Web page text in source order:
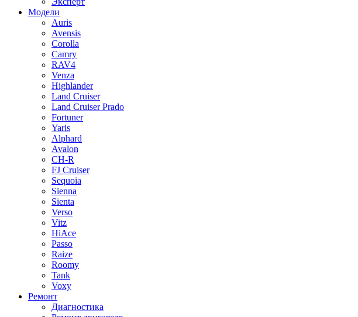
Модели
Auris
Avensis
Corolla
Camry
RAV4
Venza
Highlander
Land Cruiser
Land Cruiser Prado
Fortuner
Yaris
Alphard
Avalon
CH-R
FJ Cruiser
Sequoia
Sienna
Sienta
Verso
Vitz
HiAce
Passo
Raize
Roomy
Tank
Voxy
Ремонт
Диагностика